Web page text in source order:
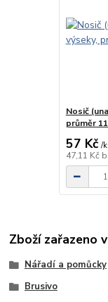
Nosič
průměr
57 Kč /
47,11 Kč
Zboží zařazeno
Nářadí a pomůcky
Brusivo